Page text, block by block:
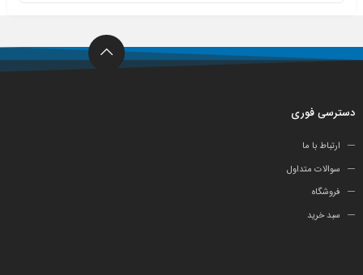
دسترسی فوری
ارتباط با ما
سوالات متداول
فروشگاه
سبد خرید